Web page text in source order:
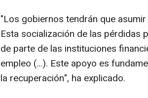
"Los gobiernos tendrán que
Esta socialización de las pérdidas
de parte de las instituciones
empleo (...). Este apoyo es
la recuperación", ha explicado.